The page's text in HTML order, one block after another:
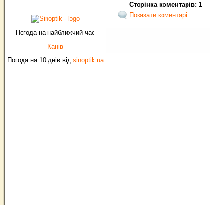
Погода на найближчий час
Канів
Погода на 10 днів від sinoptik.ua
Сторінка коментарів: 1
Показати коментарі